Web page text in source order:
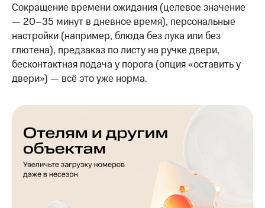
Сокращение времени ожидания (целевое значение
— 20–35 минут в дневное время), персональные
настройки (например, блюда без лука или без
глютена), предзаказ по листу на ручке двери,
бесконтактная подача у порога (опция «оставить у
двери») — всё это уже норма.